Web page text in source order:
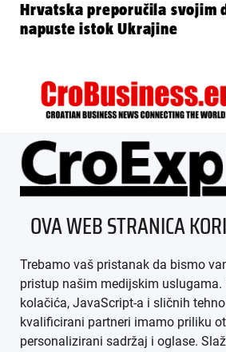
Hrvatska preporučila svojim
napuste istok Ukrajine
ÜBER UNS
IMPRESSUM
AGB
OVA WEB STRANICA
Trebamo vaš pristanak da bismo
pristup našim medijskim uslugama.
kolačića, JavaScript-a i sličnih
kvalificirani partneri imamo priliku
personalizirani sadržaj i oglase.